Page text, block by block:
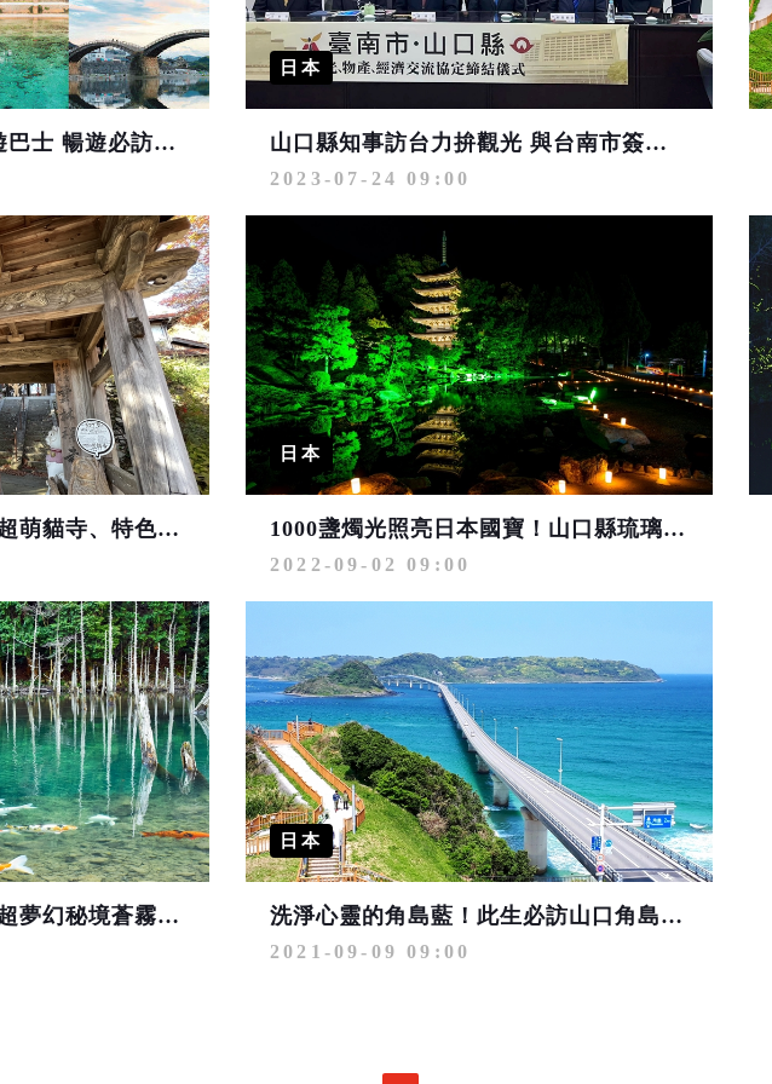
山口縣推3路線觀光周遊巴士 暢遊必訪景點
日本
山口縣知事訪台力拚觀光 與台南市簽署協議盼促交流
2023-07-24 09:00
感受山口縣另一風貌！超萌貓寺、特色名橋景點4選
日本
1000盞燭光照亮日本國寶！山口縣琉璃光寺五重塔夢幻迷離
2022-09-02 09:00
不是北海道青池？山口超夢幻秘境蒼霧鯉池登場
日本
洗淨心靈的角島藍！此生必訪山口角島大橋
2021-09-09 09:00